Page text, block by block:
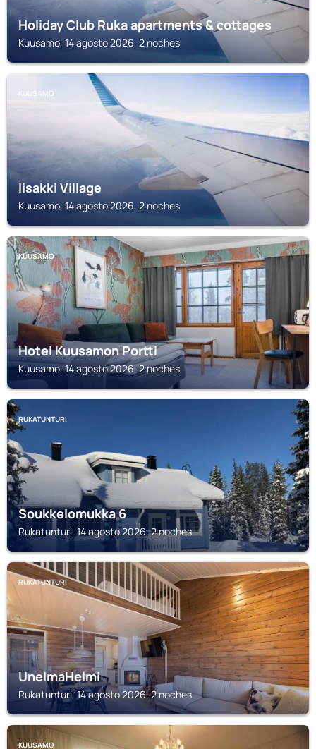
Holiday Club Ruka apartments & cottages
Kuusamo, 14 agosto 2026, 2 noches
KUUSAMO
Iisakki Village
Kuusamo, 14 agosto 2026, 2 noches
KUUSAMO
Hotel Kuusamon Portti
Kuusamo, 14 agosto 2026, 2 noches
RUKATUNTURI
Soukkelomukka 6
Rukatunturi, 14 agosto 2026, 2 noches
RUKATUNTURI
UnelmaHelmi
Rukatunturi, 14 agosto 2026, 2 noches
KUUSAMO